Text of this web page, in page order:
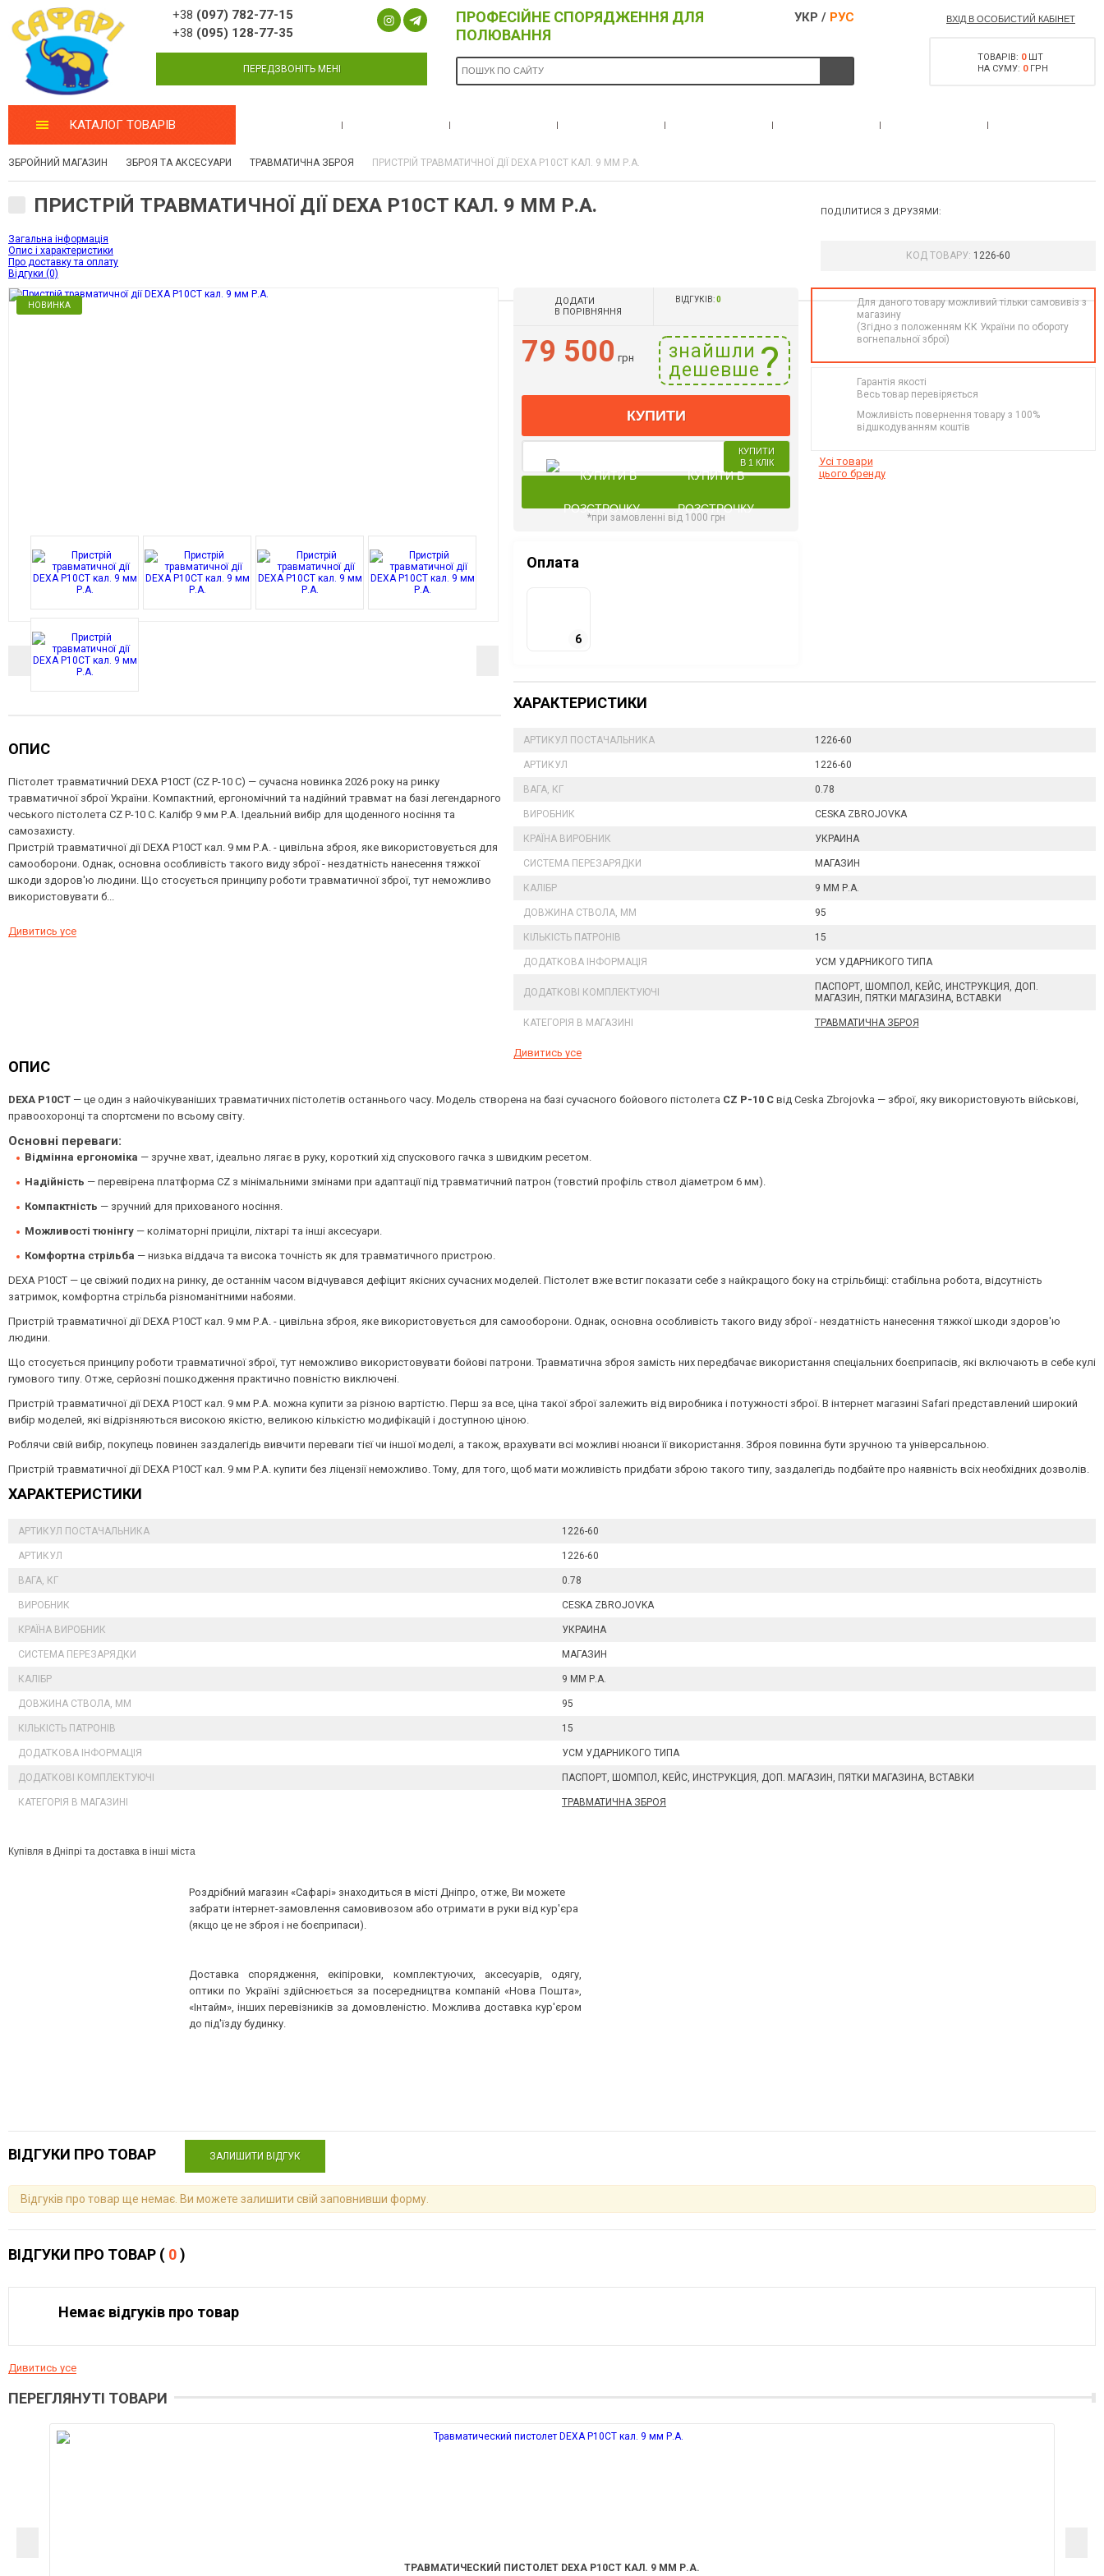
+38 (097) 782-77-15
+38 (095) 128-77-35
ПЕРЕДЗВОНІТЬ МЕНІ
ПРОФЕСІЙНЕ СПОРЯДЖЕННЯ ДЛЯ
ПОЛЮВАННЯ
УКР / РУС ВХІД В ОСОБИСТИЙ КАБІНЕТ
ТОВАРІВ: 0ШТ
НА СУМУ: 0ГРН
КАТАЛОГ ТОВАРІВ
ЗБРОЙНИЙ МАГАЗИН ЗБРОЯ ТА АКСЕСУАРИ ТРАВМАТИЧНА ЗБРОЯ ПРИСТРІЙ ТРАВМАТИЧНОЇ ДІЇ DEXA P10CT КАЛ. 9 ММ Р.А.
ПРИСТРІЙ ТРАВМАТИЧНОЇ ДІЇ DEXA P10CT КАЛ. 9 ММ Р.А.
Загальна інформація
Опис і характеристики
Про доставку та оплату
Відгуки (0)
ПОДІЛИТИСЯ З ДРУЗЯМИ:
КОД ТОВАРУ: 1226-60
НОВИНКА
ОПИС
Пістолет травматичний DEXA P10CT (CZ P-10 C) — сучасна новинка 2026 року на ринку
травматичної зброї України. Компактний, ергономічний та надійний травмат на базі легендарного
чеського пістолета CZ P-10 C. Калібр 9 мм Р.А. Ідеальний вибір для щоденного носіння та
самозахисту.
Пристрій травматичної дії DEXA P10CT кал. 9 мм Р.А. - цивільна зброя, яке використовується для
самооборони. Однак, основна особливість такого виду зброї - нездатність нанесення тяжкої
шкоди здоров'ю людини. Що стосується принципу роботи травматичної зброї, тут неможливо
використовувати б...
Дивитись усе
ДОДАТИ
В ПОРІВНЯННЯ
ВІДГУКІВ:0
79 500 грн
знайшли
дешевше
КУПИТИ
КУПИТИ
В 1 КЛІК
КУПИТИ В
РОЗСТРОЧКУ
*при замовленні від 1000 грн
Оплата
6
Для даного товару можливий тільки самовивіз з
магазину
(Згідно з положенням КК України по обороту
вогнепальної зброї)
Гарантія якості
Весь товар перевіряється
Можливість повернення товару з 100%
відшкодуванням коштів
Усі товари
цього бренду
ХАРАКТЕРИСТИКИ
АРТИКУЛ ПОСТАЧАЛЬНИКА 1226-60
АРТИКУЛ 1226-60
ВАГА, КГ 0.78
ВИРОБНИК CESKA ZBROJOVKA
КРАЇНА ВИРОБНИК УКРАИНА
СИСТЕМА ПЕРЕЗАРЯДКИ МАГАЗИН
КАЛІБР 9 ММ Р.А.
ДОВЖИНА СТВОЛА, ММ 95
КІЛЬКІСТЬ ПАТРОНІВ 15
ДОДАТКОВА ІНФОРМАЦІЯ УСМ УДАРНИКОГО ТИПА
ДОДАТКОВІ КОМПЛЕКТУЮЧІ
ПАСПОРТ, ШОМПОЛ, КЕЙС, ИНСТРУКЦИЯ, ДОП.
МАГАЗИН, ПЯТКИ МАГАЗИНА, ВСТАВКИ
КАТЕГОРІЯ В МАГАЗИНІ ТРАВМАТИЧНА ЗБРОЯ
Дивитись усе
ОПИС
DEXA P10CT — це один з найочікуваніших травматичних пістолетів останнього часу. Модель створена на базі сучасного бойового пістолета CZ P-10 C від Ceska Zbrojovka — зброї, яку використовують військові,
правоохоронці та спортсмени по всьому світу.
Основні переваги:
Відмінна ергономіка — зручне хват, ідеально лягає в руку, короткий хід спускового гачка з швидким ресетом.
Надійність — перевірена платформа CZ з мінімальними змінами при адаптації під травматичний патрон (товстий профіль ствол діаметром 6 мм).
Компактність — зручний для прихованого носіння.
Можливості тюнінгу — коліматорні приціли, ліхтарі та інші аксесуари.
Комфортна стрільба — низька віддача та висока точність як для травматичного пристрою.
DEXA P10CT — це свіжий подих на ринку, де останнім часом відчувався дефіцит якісних сучасних моделей. Пістолет вже встиг показати себе з найкращого боку на стрільбищі: стабільна робота, відсутність
затримок, комфортна стрільба різноманітними набоями.
Пристрій травматичної дії DEXA P10CT кал. 9 мм Р.А. - цивільна зброя, яке використовується для самооборони. Однак, основна особливість такого виду зброї - нездатність нанесення тяжкої шкоди здоров'ю
людини.
Що стосується принципу роботи травматичної зброї, тут неможливо використовувати бойові патрони. Травматична зброя замість них передбачає використання спеціальних боєприпасів, які включають в себе кулі
гумового типу. Отже, серйозні пошкодження практично повністю виключені.
Пристрій травматичної дії DEXA P10CT кал. 9 мм Р.А. можна купити за різною вартістю. Перш за все, ціна такої зброї залежить від виробника і потужності зброї. В інтернет магазині Safari представлений широкий
вибір моделей, які відрізняються високою якістю, великою кількістю модифікацій і доступною ціною.
Роблячи свій вибір, покупець повинен заздалегідь вивчити переваги тієї чи іншої моделі, а також, врахувати всі можливі нюанси її використання. Зброя повинна бути зручною та універсальною.
Пристрій травматичної дії DEXA P10CT кал. 9 мм Р.А. купити без ліцензії неможливо. Тому, для того, щоб мати можливість придбати зброю такого типу, заздалегідь подбайте про наявність всіх необхідних дозволів.
ХАРАКТЕРИСТИКИ
АРТИКУЛ ПОСТАЧАЛЬНИКА 1226-60
АРТИКУЛ 1226-60
ВАГА, КГ 0.78
ВИРОБНИК CESKA ZBROJOVKA
КРАЇНА ВИРОБНИК УКРАИНА
СИСТЕМА ПЕРЕЗАРЯДКИ МАГАЗИН
КАЛІБР 9 ММ Р.А.
ДОВЖИНА СТВОЛА, ММ 95
КІЛЬКІСТЬ ПАТРОНІВ 15
ДОДАТКОВА ІНФОРМАЦІЯ УСМ УДАРНИКОГО ТИПА
ДОДАТКОВІ КОМПЛЕКТУЮЧІ ПАСПОРТ, ШОМПОЛ, КЕЙС, ИНСТРУКЦИЯ, ДОП. МАГАЗИН, ПЯТКИ МАГАЗИНА, ВСТАВКИ
КАТЕГОРІЯ В МАГАЗИНІ ТРАВМАТИЧНА ЗБРОЯ
Купівля в Дніпрі та доставка в інші міста
Роздрібний магазин «Сафарі» знаходиться в місті Дніпро, отже, Ви можете
забрати інтернет-замовлення самовивозом або отримати в руки від кур'єра
(якщо це не зброя і не боєприпаси).
Доставка спорядження, екіпіровки, комплектуючих, аксесуарів, одягу,
оптики по Україні здійснюється за посередництва компаній «Нова Пошта»,
«Інтайм», інших перевізників за домовленістю. Можлива доставка кур'єром
до під'їзду будинку.
ВІДГУКИ ПРО ТОВАР ЗАЛИШИТИ ВІДГУК
Відгуків про товар ще немає. Ви можете залишити свій заповнивши форму.
ВІДГУКИ ПРО ТОВАР ( 0)
Немає відгуків про товар
Дивитись усе
ПЕРЕГЛЯНУТІ ТОВАРИ
ТРАВМАТИЧЕСКИЙ ПИСТОЛЕТ DEXA P10CT КАЛ. 9 ММ Р.А.